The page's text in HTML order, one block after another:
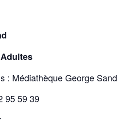
Adultes
: Médiathèque George Sand
95 59 39